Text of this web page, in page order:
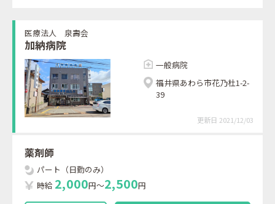
医療法人 泉壽会
加納病院
一般病院
福井県あわら市花乃杜1-2-
39
更新日 2021/12/03
薬剤師
パート（日勤のみ）
時給 2,000円～2,500円